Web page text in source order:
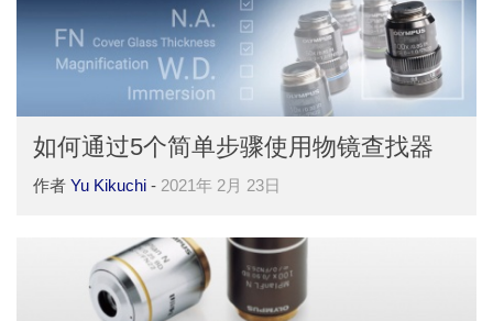
如何通过5个简单步骤使用物镜查找器
作者 Yu Kikuchi - 2021年 2月 23日